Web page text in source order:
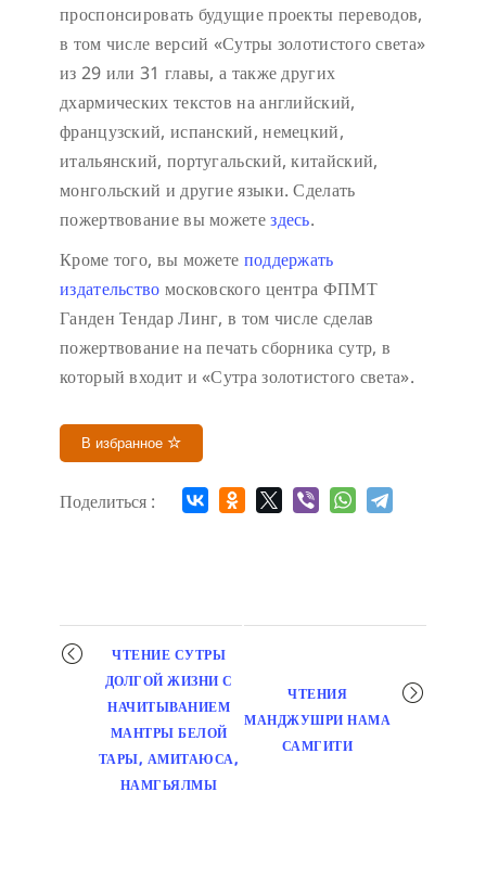
проспонсировать будущие проекты переводов,
в том числе версий «Сутры золотистого света»
из 29 или 31 главы, а также других
дхармических текстов на английский,
французский, испанский, немецкий,
итальянский, португальский, китайский,
монгольский и другие языки. Сделать
пожертвование вы можетездесь.
Кроме того, вы можете поддержать
издательство московского центра ФПМТ
Ганден Тендар Линг, в том числе сделав
пожертвование на печать сборника сутр, в
который входит и «Сутра золотистого света».
В избранное
Поделиться :
Мероприятие
навигация
ЧТЕНИЕ СУТРЫ
ДОЛГОЙ ЖИЗНИ С
НАЧИТЫВАНИЕМ
МАНТРЫ БЕЛОЙ
ТАРЫ, АМИТАЮСА,
НАМГЬЯЛМЫ
ЧТЕНИЯ
МАНДЖУШРИ НАМА
САМГИТИ